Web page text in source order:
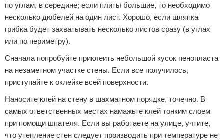
по углам, в середине; если плиты большие, то необходимо
несколько дюбелей на один лист. Хорошо, если шляпка
грибка будет захватывать несколько листов сразу (в углах
или по периметру).
Сначала попробуйте приклеить небольшой кусок пенопласта
на незаметном участке стены. Если все получилось,
приступайте к оклейке всей поверхности.
Наносите клей на стену в шахматном порядке, точечно. В
самых ответственных местах намажьте клей тонким слоем
при помощи шпателя. Если вы работаете на улице, учтите,
что утепление стен следует производить при температуре не